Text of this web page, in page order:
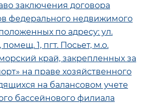
заключения договора
федерального недвижимого
по адресу: ул.
помещ. 1, пгт. Посьет, м.о.
край, закрепленных за
на праве хозяйственного
на балансовом учете
бассейнового филиала